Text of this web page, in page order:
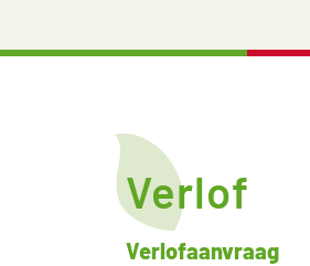
Verlof
Verlofaanvraag